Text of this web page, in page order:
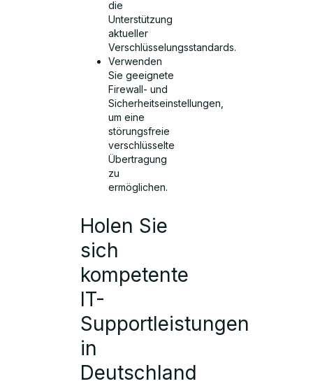
die
Unterstützung
aktueller
Verschlüsselungsstandards.
Verwenden
Sie geeignete
Firewall- und
Sicherheitseinstellungen,
um eine
störungsfreie
verschlüsselte
Übertragung
zu
ermöglichen.
Holen Sie
sich
kompetente
IT-
Supportleistungen
in
Deutschland